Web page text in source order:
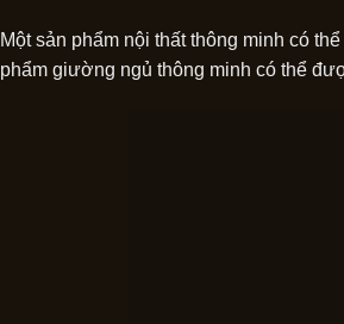
Một sản phẩm nội thất thông minh có
phẩm giường ngủ thông minh có thể